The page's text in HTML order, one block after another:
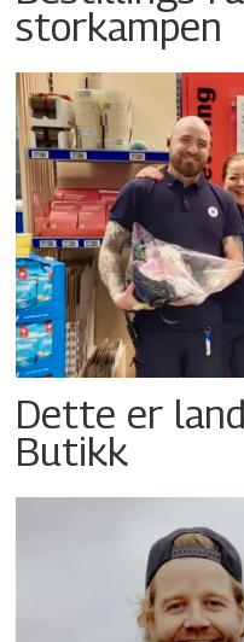
storkampen
Dette er
Butikk